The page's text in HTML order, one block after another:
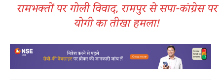
रामभक्तों पर गोली विवाद, रामपुर से सपा-कांग्रेस पर
योगी का तीखा हमला!